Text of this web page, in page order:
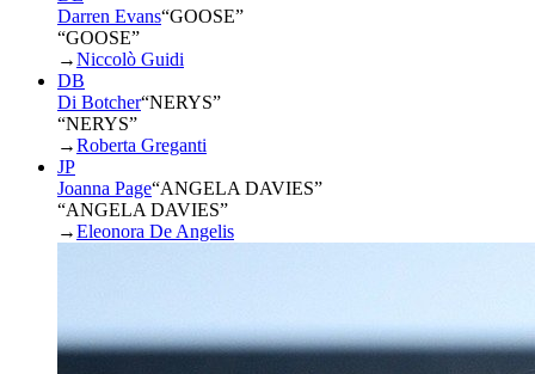
Darren Evans“GOOSE”
“GOOSE”
→Niccolò Guidi
DB
Di Botcher“NERYS”
“NERYS”
→Roberta Greganti
JP
Joanna Page“ANGELA DAVIES”
“ANGELA DAVIES”
→Eleonora De Angelis